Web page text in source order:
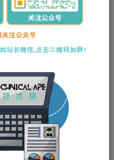
Y币80
购买
！建议登录后购买，可保存购买订单。
关注公众号
站长微信,点击二维码加群！